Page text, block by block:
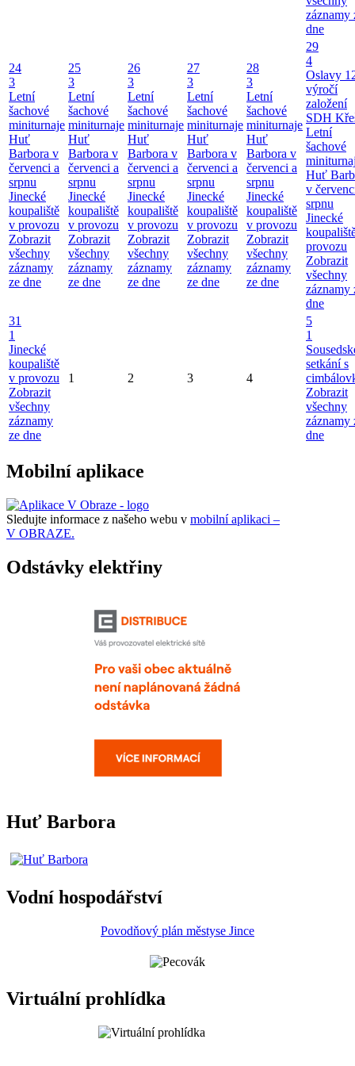
záznamy
dne
24
3
Letní
šachové
miniturnaje
Huť
Barbora v
červenci a
srpnu
Jinecké
koupaliště
v provozu
Zobrazit
všechny
záznamy
ze dne
25
3
Letní
šachové
miniturnaje
Huť
Barbora v
červenci a
srpnu
Jinecké
koupaliště
v provozu
Zobrazit
všechny
záznamy
ze dne
26
3
Letní
šachové
miniturnaje
Huť
Barbora v
červenci a
srpnu
Jinecké
koupaliště
v provozu
Zobrazit
všechny
záznamy
ze dne
27
3
Letní
šachové
miniturnaje
Huť
Barbora v
červenci a
srpnu
Jinecké
koupaliště
v provozu
Zobrazit
všechny
záznamy
ze dne
28
3
Letní
šachové
miniturnaje
Huť
Barbora v
červenci a
srpnu
Jinecké
koupaliště
v provozu
Zobrazit
všechny
záznamy
ze dne
29
4
Oslavy
výročí
založení
SDH
Letní
šachové
Huť
v
srpnu
Jinecké
provozu
Zobrazit
všechny
záznamy
dne
31
1
Jinecké
koupaliště
v provozu
Zobrazit
všechny
záznamy
ze dne
1 2 3 4
5
1
setkání s
Zobrazit
všechny
záznamy
dne
Mobilní aplikace
Sledujte informace z našeho webu v mobilní aplikaci –
V OBRAZE.
Odstávky elektřiny
Huť Barbora
Vodní hospodářství
Povodňový plán městyse Jince
Virtuální prohlídka